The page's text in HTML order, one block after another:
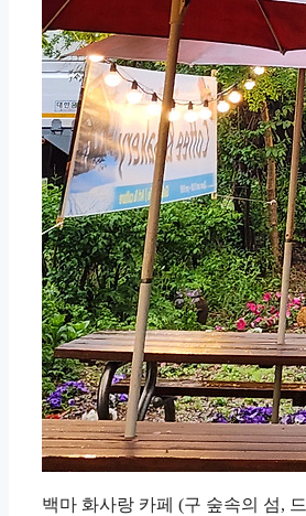
백마 화사랑 카페 (구 숲속의 섬, 드